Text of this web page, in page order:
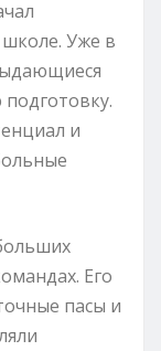
Уже в
и
Его
пасы и